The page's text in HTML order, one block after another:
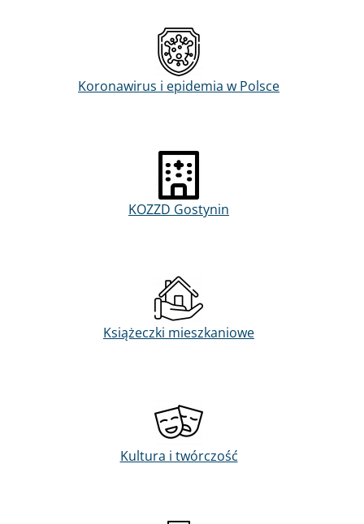
Koronawirus i epidemia w Polsce
KOZZD Gostynin
Książeczki mieszkaniowe
Kultura i twórczość